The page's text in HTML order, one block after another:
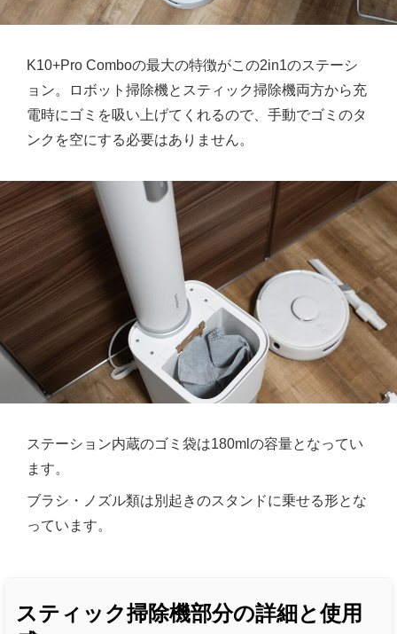
K10+Pro Comboの最大の特徴がこの2in1のステーシ
ョン。ロボット掃除機とスティック掃除機両方から充
電時にゴミを吸い上げてくれるので、手動でゴミのタ
ンクを空にする必要はありません。
ステーション内蔵のゴミ袋は180mlの容量となってい
ます。
ブラシ・ノズル類は別起きのスタンドに乗せる形とな
っています。
スティック掃除機部分の詳細と使用